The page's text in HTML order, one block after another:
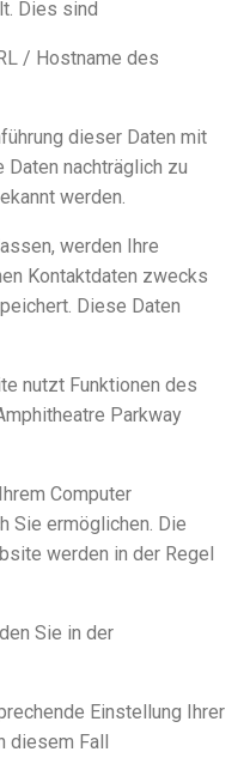
Dies sind
/ Hostname des
dieser Daten mit
Daten nachträglich zu
werden.
werden Ihre
Kontaktdaten zwecks
Diese Daten
nutzt Funktionen des
Parkway
Computer
Sie ermöglichen. Die
werden in der Regel
Sie in der
Einstellung Ihrer
diesem Fall